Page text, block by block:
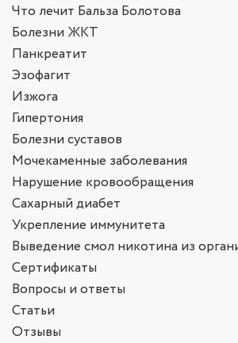
Что лечит Бальза Болотова
Болезни ЖКТ
Панкреатит
Эзофагит
Изжога
Гипертония
Болезни суставов
Мочекаменные заболевания
Нарушение кровообращения
Сахарный диабет
Укрепление иммунитета
Выведение смол никотина из
Сертификаты
Вопросы и ответы
Статьи
Отзывы